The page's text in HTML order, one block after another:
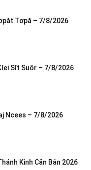
Tơpă – 7/8/2026
Sĭt Suôr – 7/8/2026
Ncees – 7/8/2026
Kinh Căn Bản 2026